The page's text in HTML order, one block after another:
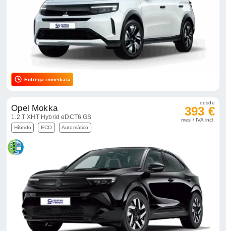
Entrega inmediata
Opel Mokka
1.2 T XHT Hybrid eDCT6 GS
Híbrido ECO Automático
desde
393 €
mes / IVA incl.